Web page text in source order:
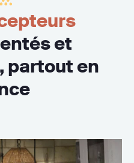
et
partout en